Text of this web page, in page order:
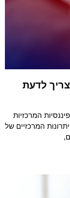
לדעת
המרכזיות
המרכזיים של